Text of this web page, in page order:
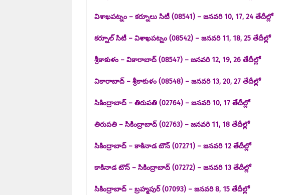
విశాఖపట్నం – కర్నూలు సిటీ (08541) – జనవరి 10, 17, 24 తేదీల్లో
కర్నూల్ సిటీ – విశాఖపట్నం (08542) – జనవరి 11, 18, 25 తేదీల్లో
శ్రీకాకుళం – వికారాబాద్ (08547) – జనవరి 12, 19, 26 తేదీల్లో
వికారాబాద్ – శ్రీకాకుళం (08548) – జనవరి 13, 20, 27 తేదీల్లో
సికింద్రాబాద్ – తిరుపతి (02764) – జనవరి 10, 17 తేదీల్లో
తిరుపతి – సికింద్రాబాద్ (02763) – జనవరి 11, 18 తేదీల్లో
సికింద్రాబాద్ – కాకినాడ టౌన్ (07271) – జనవరి 12 తేదీల్లో
కాకినాడ టౌన్ – సికింద్రాబాద్ (07272) – జనవరి 13 తేదీల్లో
సికింద్రాబాద్ – బ్రహ్మపుర్ (07093) – జనవరి 8, 15 తేదీల్లో